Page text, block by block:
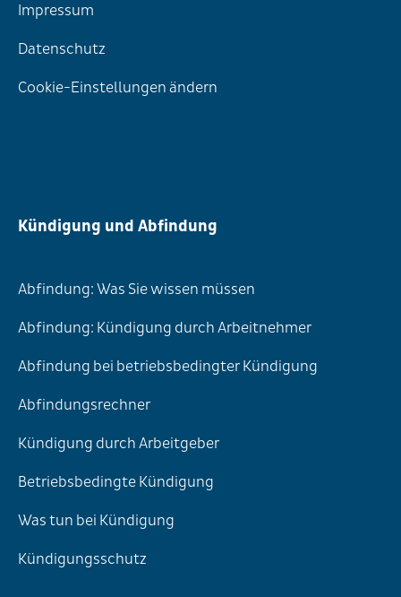
Impressum
Datenschutz
Cookie-Einstellungen ändern
Kündigung und Abfindung
Abfindung: Was Sie wissen müssen
Abfindung: Kündigung durch Arbeitnehmer
Abfindung bei betriebsbedingter Kündigung
Abfindungsrechner
Kündigung durch Arbeitgeber
Betriebsbedingte Kündigung
Was tun bei Kündigung
Kündigungsschutz